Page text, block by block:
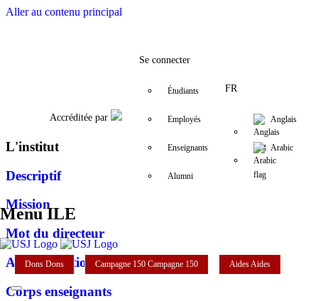
Aller au contenu principal
FacebookTwitter
Accréditée par
Se connecter
Étudiants
Employés
Enseignants
Alumni
FR
Anglais
Arabic
Menu ILE
Dons Dons Campagne 150 Campagne 150 AidesAides
L'institut
Descriptif
Mission
Mot du directeur
Administration
Corps enseignants